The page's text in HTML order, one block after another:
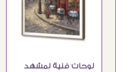
لوحات فنية لمشهد